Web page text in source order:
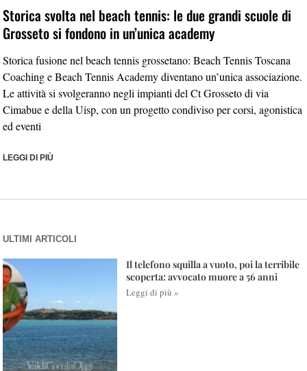
Storica svolta nel beach tennis: le due grandi scuole di
Grosseto si fondono in un’unica academy
Storica fusione nel beach tennis grossetano: Beach Tennis Toscana
Coaching e Beach Tennis Academy diventano un’unica associazione.
Le attività si svolgeranno negli impianti del Ct Grosseto di via
Cimabue e della Uisp, con un progetto condiviso per corsi, agonistica
ed eventi
LEGGI DI PIÙ
ULTIMI ARTICOLI
Il telefono squilla a vuoto, poi la terribile
scoperta: avvocato muore a 56 anni
Leggi di più »